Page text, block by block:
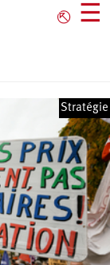
⎋ ☰
Stratégie